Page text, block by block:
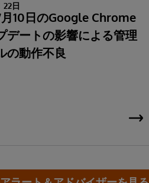
22日
10日のGoogle Chrome
デートの影響による管理
の動作不良